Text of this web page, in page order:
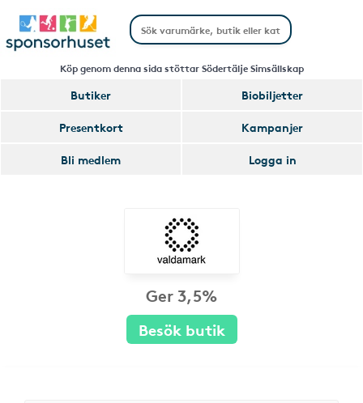
Köp genom denna sida stöttar Södertälje Simsällskap
Butiker
Biobiljetter
Presentkort
Kampanjer
Bli medlem
Logga in
Ger 3,5%
Besök butik